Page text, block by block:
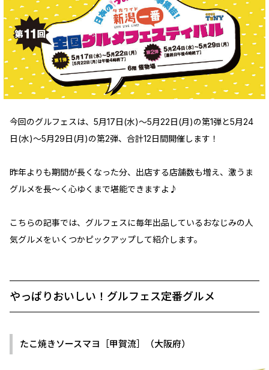
今回のグルフェスは、5月17日(水)～5月22日(月)の第1弾と5月24
日(水)～5月29日(月)の第2弾、合計12日間開催します！
昨年よりも期間が長くなった分、出店する店舗数も増え、激うま
グルメを長～く心ゆくまで堪能できますよ♪
こちらの記事では、グルフェスに毎年出品しているおなじみの人
気グルメをいくつかピックアップして紹介します。
やっぱりおいしい！グルフェス定番グルメ
たこ焼きソースマヨ［甲賀流］（大阪府）